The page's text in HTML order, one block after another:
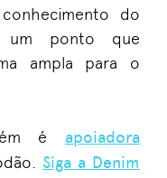
do
um ponto que
ampla para o
é apoiadora
Siga a Denim